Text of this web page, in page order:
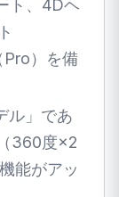
ト、4Dヘ
Pro）を備
ル」であ
360度×2
能がアッ